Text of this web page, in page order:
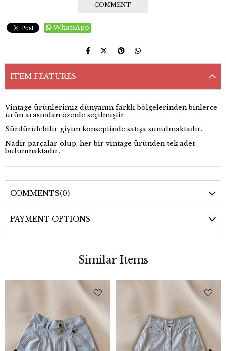
COMMENT
WhatsApp
ITEM FEATURES
Vintage ürünlerimiz dünyanın farklı bölgelerinden binlerce
ürün arasından özenle seçilmiştir.
Sürdürülebilir giyim konseptinde satışa sunulmaktadır.
Nadir parçalar olup, her bir vintage üründen tek adet
bulunmaktadır.
COMMENTS(0)
PAYMENT OPTIONS
Similar Items